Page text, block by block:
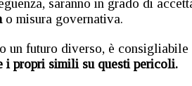
saranno in grado di
o misura governativa.
un futuro diverso, è consigliabile
i propri simili su questi pericoli.